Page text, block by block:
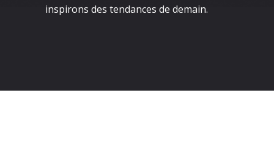
inspirons des tendances de demain.